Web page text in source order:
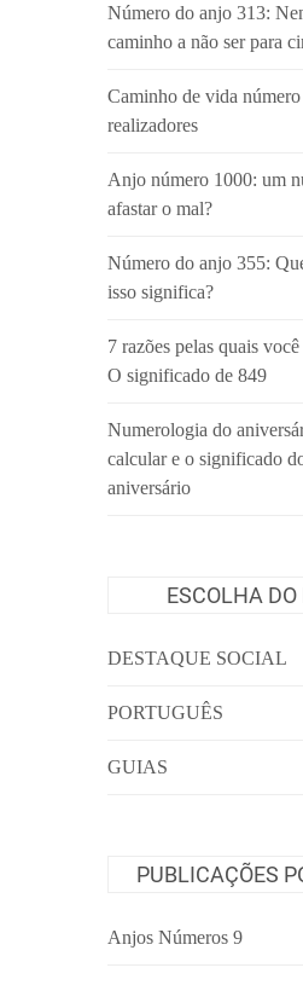
Número do anjo 313:
caminho a não ser para
Caminho de vida
realizadores
Anjo número 1000: um
afastar o mal?
Número do anjo 355:
isso significa?
7 razões pelas quais
O significado de 849
Numerologia do
calcular e o significado
aniversário
ESCOLHA DO
DESTAQUE SOCIAL
PORTUGUÊS
GUIAS
PUBLICAÇÕES
Anjos Números 9